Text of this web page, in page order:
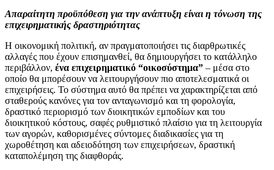
Απαραίτητη προϋπόθεση για την ανάπτυξη είναι η τόνωση της
επιχειρηματικής δραστηριότητας
Η οικονομική πολιτική, αν πραγματοποιήσει τις διαρθρωτικές
αλλαγές που έχουν επισημανθεί, θα δημιουργήσει το κατάλληλο
περιβάλλον, ένα επιχειρηματικό “οικοσύστημα” – μέσα στο
οποίο θα μπορέσουν να λειτουργήσουν πιο αποτελεσματικά οι
επιχειρήσεις. Το σύστημα αυτό θα πρέπει να χαρακτηρίζεται από
σταθερούς κανόνες για τον ανταγωνισμό και τη φορολογία,
δραστικό περιορισμό των διοικητικών εμποδίων και του
διοικητικού κόστους, σαφές ρυθμιστικό πλαίσιο για τη λειτουργία
των αγορών, καθορισμένες σύντομες διαδικασίες για τη
χωροθέτηση και αδειοδότηση των επιχειρήσεων, δραστική
καταπολέμηση της διαφθοράς.